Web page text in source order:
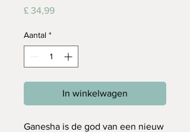
£ 34,99Prijs
Aantal *
In winkelwagen
Ganesha is de god van een nieuw